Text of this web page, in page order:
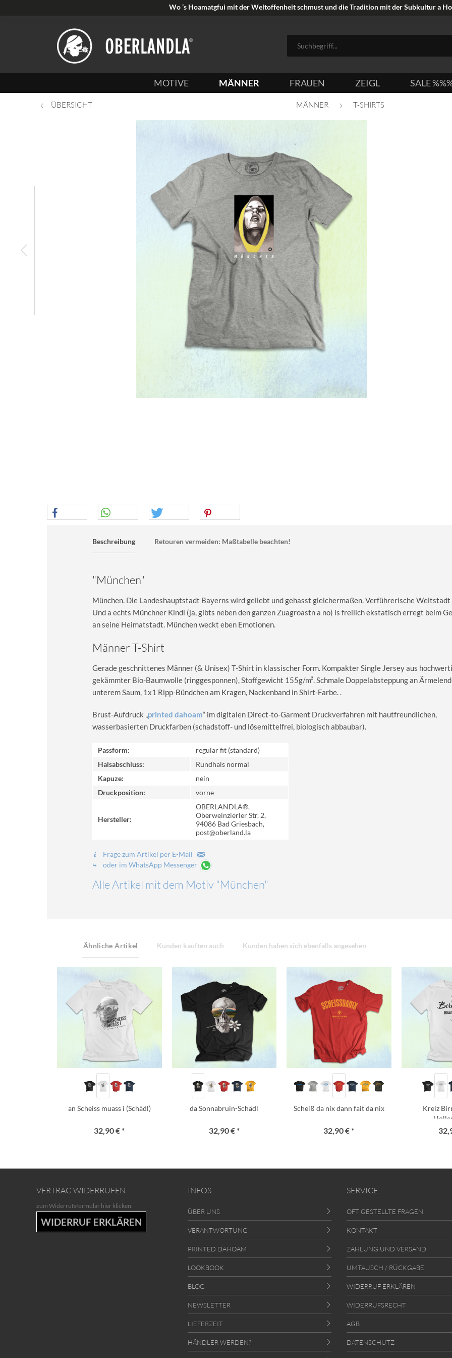
Wo ’s Hoamatgfui mit der Weltoffenheit schmust und die Tradition mit der Subkultur a
MOTIVE MÄNNER FRAUEN ZEIGL SALE
ÜBERSICHT MÄNNER T-SHIRTS
Beschreibung Retouren vermeiden: Maßtabelle beachten!
"München"
München. Die Landeshauptstadt Bayerns wird geliebt und gehasst gleichermaßen. Verführerische
Und a echts Münchner Kindl (ja, gibts neben den ganzen Zuagroastn a no) is freilich ekstatisch erregt beim
an seine Heimatstadt. München weckt eben Emotionen.
Männer T-Shirt
Gerade geschnittenes Männer (& Unisex) T-Shirt in klassischer Form. Kompakter Single Jersey aus
gekämmter Bio-Baumwolle (ringgesponnen), Stoffgewicht 155g/m². Schmale Doppelabsteppung an
unterem Saum, 1x1 Ripp-Bündchen am Kragen, Nackenband in Shirt-Farbe. .
Brust-Aufdruck „printed dahoam“ im digitalen Direct-to-Garment Druckverfahren mit hautfreundlichen,
wasserbasierten Druckfarben (schadstoff- und lösemittelfrei, biologisch abbaubar).
Passform:
regular fit (standard)
Halsabschluss:
Rundhals normal
Kapuze:
nein
Druckposition:
vorne
Hersteller:
OBERLANDLA®,
Oberweinzierler Str. 2,
94086 Bad Griesbach,
post@oberland.la
Frage zum Artikel per E-Mail
oder im WhatsApp Messenger
Alle Artikel mit dem Motiv "München"
Ähnliche Artikel Kunden kauften auch Kunden haben sich ebenfalls angesehen
an Scheiss muass i (Schädl)
32,90 € *
da Sonnabruin-Schädl
32,90 € *
Scheiß da nix dann fait da nix
32,90 € *
Kreiz
VERTRAG WIDERRUFEN
zum Widerrufsformular hier klicken:
WIDERRUF ERKLÄREN
INFOS
ÜBER UNS
VERANTWORTUNG
PRINTED DAHOAM
LOOKBOOK
BLOG
NEWSLETTER
LIEFERZEIT
HÄNDLER WERDEN?
SERVICE
OFT GESTELLTE FRAGEN
KONTAKT
ZAHLUNG UND VERSAND
UMTAUSCH / RÜCKGABE
WIDERRUF ERKLÄREN
WIDERRUFSRECHT
AGB
DATENSCHUTZ